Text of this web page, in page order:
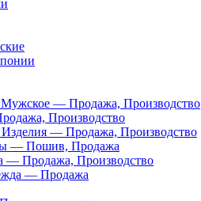
Мужское — Продажа, Производство
Производство
Изделия — Продажа, Производство
— Пошив, Продажа
— Продажа, Производство
— Продажа